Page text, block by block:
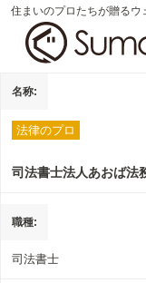
住まいのプロたちが贈るウ
名称
法律のプロ
司法書士法人あおば法
職種
司法書士